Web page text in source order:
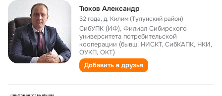
Тюков Александр
32 года,д. Килим (Тулунский район)
СибУПК (ИФ), Филиал Сибирского
университета потребительской
кооперации (бывш. НИСКТ, СибКАПК, НКИ,
ОУКП, ОКТ)
Добавить в друзья